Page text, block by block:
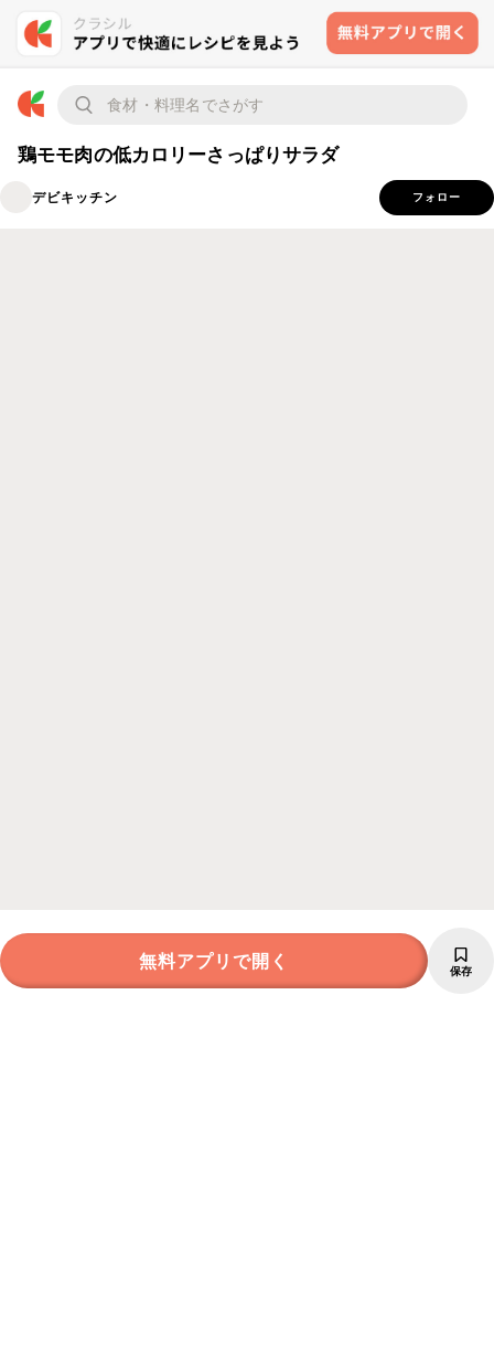
鶏モモ肉の低カロリーさっぱりサラダ
デビキッチン フォロー
無料アプリで開く 保存